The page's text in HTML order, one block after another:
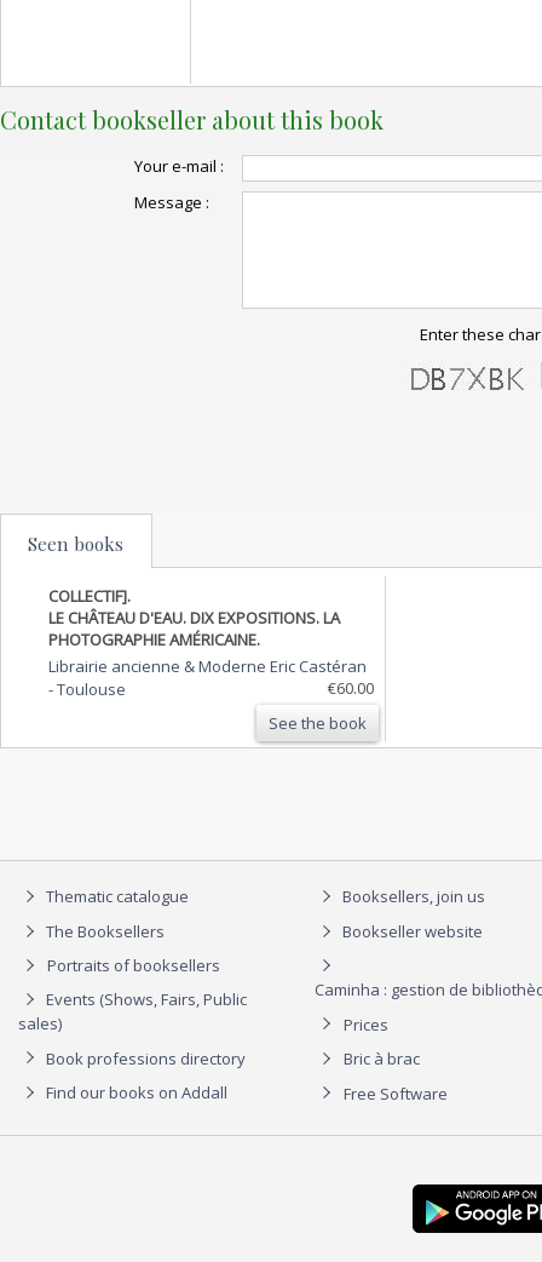
Contact bookseller about this book
Your e-mail :
Message :
Enter these
Seen books
COLLECTIF].
LE CHÂTEAU D'EAU. DIX EXPOSITIONS. LA
PHOTOGRAPHIE AMÉRICAINE.
Librairie ancienne & Moderne Eric Castéran
-Toulouse
€60.00
See the book
Thematic catalogue
The Booksellers
Portraits of booksellers
Events (Shows, Fairs, Public
sales)
Book professions directory
Find our books on Addall
Booksellers, join us
Bookseller website
Caminha : gestion de
Prices
Bric à brac
Free Software